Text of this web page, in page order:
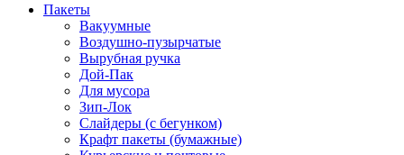
Пакеты
Вакуумные
Воздушно-пузырчатые
Вырубная ручка
Дой-Пак
Для мусора
Зип-Лок
Слайдеры (с бегунком)
Крафт пакеты (бумажные)